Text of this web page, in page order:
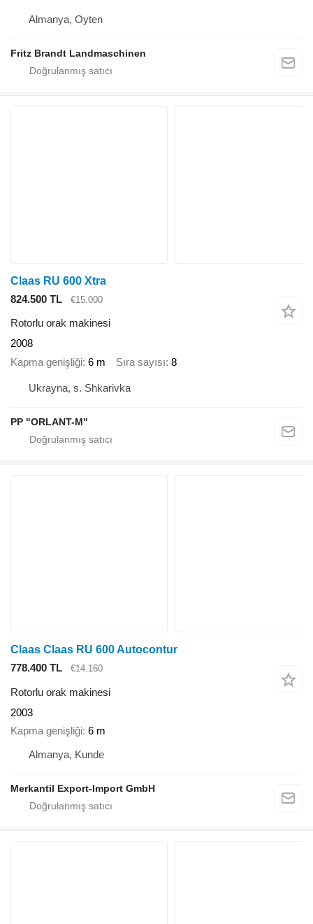
Almanya, Oyten
Fritz Brandt Landmaschinen
Claas RU 600 Xtra
824.500 TL
€15.000
Rotorlu orak makinesi
2008
Kapma genişliği 6 m Sıra sayısı 8
Ukrayna, s. Shkarivka
PP "ORLANT-M"
Claas Claas RU 600 Autocontur
778.400 TL
€14.160
Rotorlu orak makinesi
2003
Kapma genişliği 6 m
Almanya, Kunde
Merkantil Export-Import GmbH